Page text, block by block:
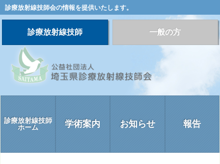
診療放射線技師会の情報を提供いたします。
診療放射線技師 一般の方
診療放射線技師
ホーム
学術案内 お知らせ 報告